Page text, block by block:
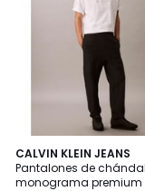
CALVIN KLEIN JEANS
Pantalones de
monograma premium